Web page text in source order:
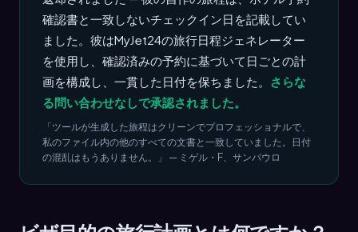
確認書と一致しないチェックイン日を記載してい
ました。彼はMyJet24の旅行日程ジェネレーター
を使用し、確認済みの予約に基づいて日ごとの計
画を構成し、一貫した日付を保ちました。
さらな
る問い合わせなしで承認されました。
「ツールが生成した旅程はクリーンでプロフェッショナルで、
私のファイル内の他のすべての文書と一致していました。日付
の混乱はもうありません。」 — ミゲル・F、サンパウロ